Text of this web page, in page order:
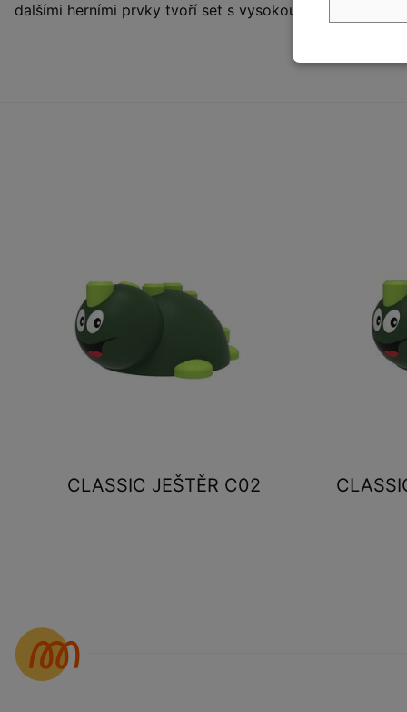
dalšími herními prvky tvoří set s vysokou přidanou
CLASSIC JEŠTĚR C02